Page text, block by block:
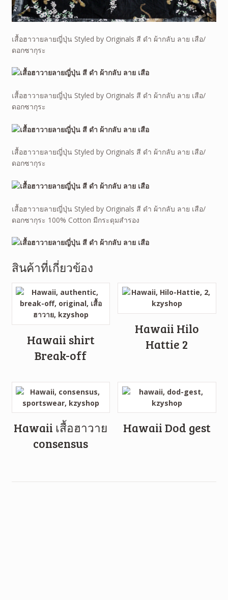
เสื้อฮาวายลายญี่ปุ่น Styled by Originals สี ดำ ผ้ากลับ ลาย เสือ/
ดอกซากุระ
เสื้อฮาวายลายญี่ปุ่น Styled by Originals สี ดำ ผ้ากลับ ลาย เสือ/
ดอกซากุระ
เสื้อฮาวายลายญี่ปุ่น Styled by Originals สี ดำ ผ้ากลับ ลาย เสือ/
ดอกซากุระ
เสื้อฮาวายลายญี่ปุ่น Styled by Originals สี ดำ ผ้ากลับ ลาย เสือ/
ดอกซากุระ 100% Cotton มีกระดุมสำรอง
สินค้าที่เกี่ยวข้อง
Hawaii shirt
Break-off
Hawaii Hilo
Hattie 2
Hawaii เสื้อฮาวาย
consensus
Hawaii Dod gest